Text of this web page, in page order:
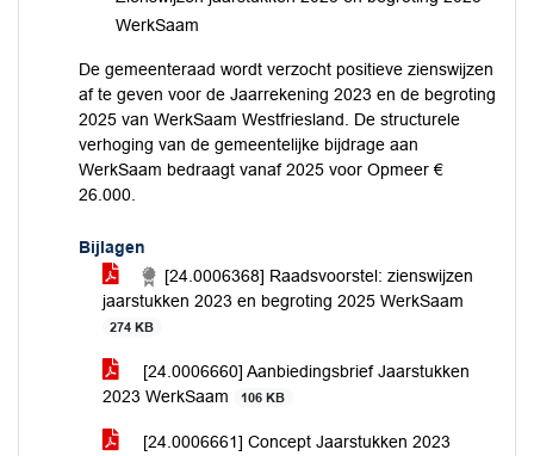
WerkSaam
De gemeenteraad wordt verzocht positieve zienswijzen
af te geven voor de Jaarrekening 2023 en de begroting
2025 van WerkSaam Westfriesland. De structurele
verhoging van de gemeentelijke bijdrage aan
WerkSaam bedraagt vanaf 2025 voor Opmeer €
26.000.
Bijlagen
[24.0006368] Raadsvoorstel: zienswijzen
jaarstukken 2023 en begroting 2025 WerkSaam
274 KB
[24.0006660] Aanbiedingsbrief Jaarstukken
2023 WerkSaam
106 KB
[24.0006661] Concept Jaarstukken 2023